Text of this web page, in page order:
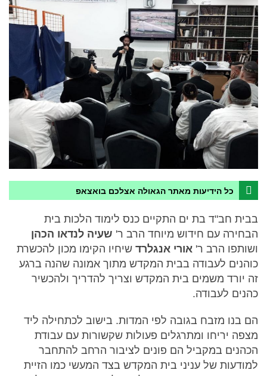
כל הידיעות מאתר הגאולה אצלכם בואצאפ
בבית חב"ד בת ים התקיים כנס לימוד הלכות בית
הבחירה עם חידוש מיוחד הרב ר' שעיה לנדאו הכהן
ושותפו הרב ר' אורי אנגלרד שיחיו הקימו מכון להכשרת
כוהנים לעבודה בבית המקדש מתוך אמונה שהנה ברגע
זה יורד משמים בית המקדש וצריך להדריך ולהכשיר
כהנים לעבודה.
הם בנו מזבח בגובה לפי המדות. בישוב לכתחילה ליד
מצפה יריחו ומתרגלים פעולות שקשורות עם עבודת
הכהנים במקביל הם פונים לציבור הרחב להתחבר
למודעות של עניני בית המקדש בצד המעשי כמו הזיית